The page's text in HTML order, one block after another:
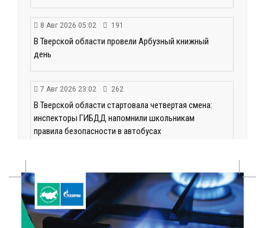
8 Авг 2026 05:02 191
В Тверской области провели Арбузный книжный
день
7 Авг 2026 23:02 262
В Тверской области стартовала четвертая смена:
инспекторы ГИБДД напомнили школьникам
правила безопасности в автобусах
Сотрудники УФСИН по Тверской области
поддержали Всероссийскую акцию ко Дню
физкультурника